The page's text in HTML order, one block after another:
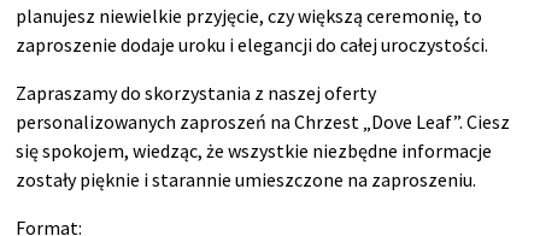
planujesz niewielkie przyjęcie, czy większą ceremonię, to
zaproszenie dodaje uroku i elegancji do całej uroczystości.
Zapraszamy do skorzystania z naszej oferty
personalizowanych zaproszeń na Chrzest „Dove Leaf”. Ciesz
się spokojem, wiedząc, że wszystkie niezbędne informacje
zostały pięknie i starannie umieszczone na zaproszeniu.
Format: